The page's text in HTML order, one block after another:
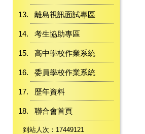
離島視訊面試專區
考生協助專區
高中學校作業系統
委員學校作業系統
歷年資料
聯合會首頁
到站人次：17449121